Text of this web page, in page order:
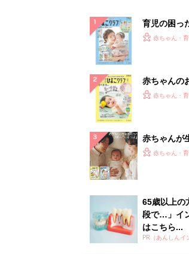
育児の困っ
『ひよこク
赤ちゃん・
赤ちゃんの
てのひよこ
赤ちゃん・
赤ちゃんが
ひよ」
赤ちゃん・
65歳以上の
段で…」イ
はこちら...
PR（あんしんイ